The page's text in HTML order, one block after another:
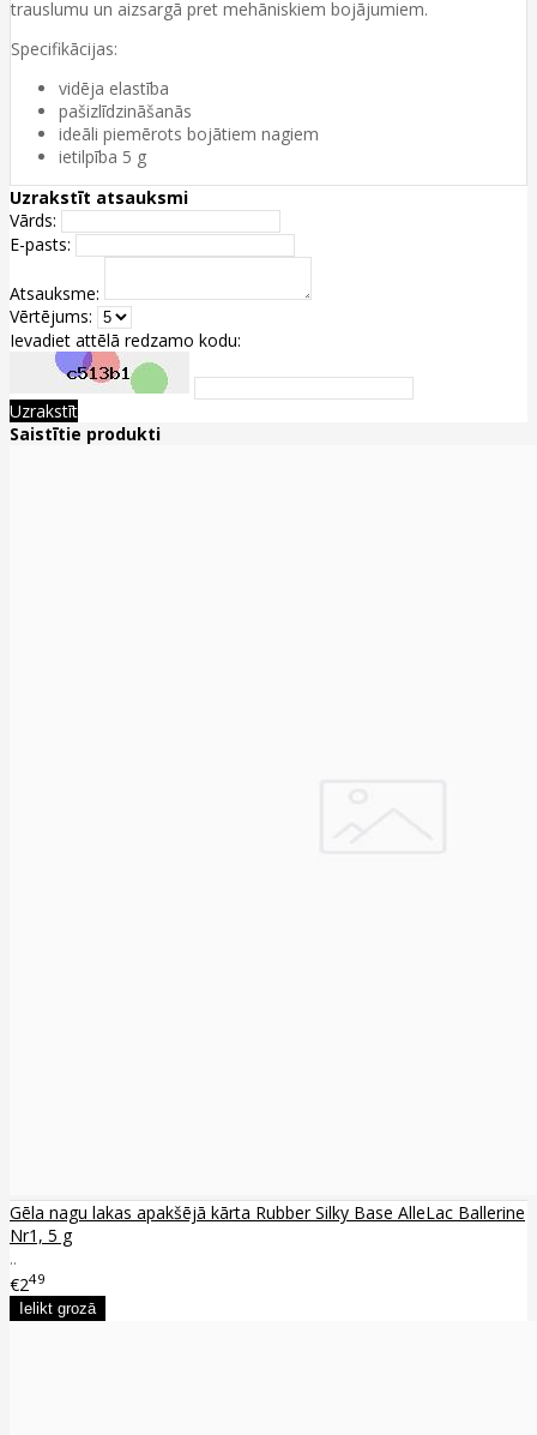
trauslumu un aizsargā pret mehāniskiem bojājumiem.
Specifikācijas:
vidēja elastība
pašizlīdzināšanās
ideāli piemērots bojātiem nagiem
ietilpība 5 g
Uzrakstīt atsauksmi
Vārds:
E-pasts:
Atsauksme:
Vērtējums:
Ievadiet attēlā redzamo kodu:
Uzrakstīt
Saistītie produkti
Gēla nagu lakas apakšējā kārta Rubber Silky Base AlleLac Ballerine
Nr1, 5 g
..
€249